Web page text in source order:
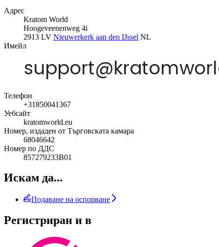
Адрес
Kratom World
Hoogeveenenweg 4i
2913 LV Nieuwerkerk aan den IJssel NL
Имейл
Телефон
+31850041367
Уебсайт
kratomworld.eu
Номер, издаден от Търговската камара
68046642
Номер по ДДС
857279233B01
Искам да...
Подаване на оспорване
Регистриран и в